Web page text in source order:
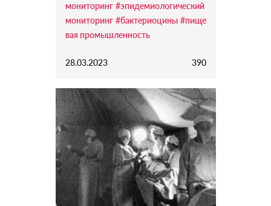
мониторинг #эпидемиологический
мониторинг #бактериоцины #пище
вая промышленность
28.03.2023 390